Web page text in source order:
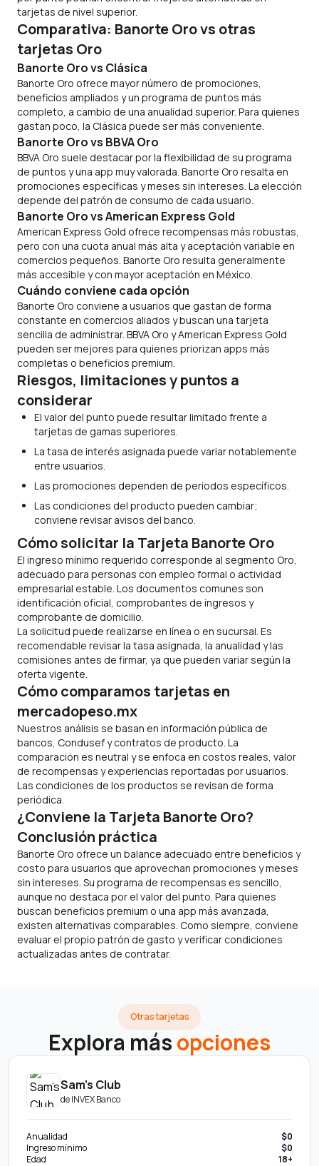
tarjetas de nivel superior.
Comparativa: Banorte Oro vs otras
tarjetas Oro
Banorte Oro vs Clásica
Banorte Oro ofrece mayor número de promociones,
beneficios ampliados y un programa de puntos más
completo, a cambio de una anualidad superior. Para quienes
gastan poco, la Clásica puede ser más conveniente.
Banorte Oro vs BBVA Oro
BBVA Oro suele destacar por la flexibilidad de su programa
de puntos y una app muy valorada. Banorte Oro resalta en
promociones específicas y meses sin intereses. La elección
depende del patrón de consumo de cada usuario.
Banorte Oro vs American Express Gold
American Express Gold ofrece recompensas más robustas,
pero con una cuota anual más alta y aceptación variable en
comercios pequeños. Banorte Oro resulta generalmente
más accesible y con mayor aceptación en México.
Cuándo conviene cada opción
Banorte Oro conviene a usuarios que gastan de forma
constante en comercios aliados y buscan una tarjeta
sencilla de administrar. BBVA Oro y American Express Gold
pueden ser mejores para quienes priorizan apps más
completas o beneficios premium.
Riesgos, limitaciones y puntos a
considerar
El valor del punto puede resultar limitado frente a
tarjetas de gamas superiores.
La tasa de interés asignada puede variar notablemente
entre usuarios.
Las promociones dependen de periodos específicos.
Las condiciones del producto pueden cambiar;
conviene revisar avisos del banco.
Cómo solicitar la Tarjeta Banorte Oro
El ingreso mínimo requerido corresponde al segmento Oro,
adecuado para personas con empleo formal o actividad
empresarial estable. Los documentos comunes son
identificación oficial, comprobantes de ingresos y
comprobante de domicilio.
La solicitud puede realizarse en línea o en sucursal. Es
recomendable revisar la tasa asignada, la anualidad y las
comisiones antes de firmar, ya que pueden variar según la
oferta vigente.
Cómo comparamos tarjetas en
mercadopeso.mx
Nuestros análisis se basan en información pública de
bancos, Condusef y contratos de producto. La
comparación es neutral y se enfoca en costos reales, valor
de recompensas y experiencias reportadas por usuarios.
Las condiciones de los productos se revisan de forma
periódica.
¿Conviene la Tarjeta Banorte Oro?
Conclusión práctica
Banorte Oro ofrece un balance adecuado entre beneficios y
costo para usuarios que aprovechan promociones y meses
sin intereses. Su programa de recompensas es sencillo,
aunque no destaca por el valor del punto. Para quienes
buscan beneficios premium o una app más avanzada,
existen alternativas comparables. Como siempre, conviene
evaluar el propio patrón de gasto y verificar condiciones
actualizadas antes de contratar.
Otras tarjetas
Explora másopciones
Sam's Club
deINVEX Banco
Anualidad
$0
Ingreso mínimo
$0
Edad
18+